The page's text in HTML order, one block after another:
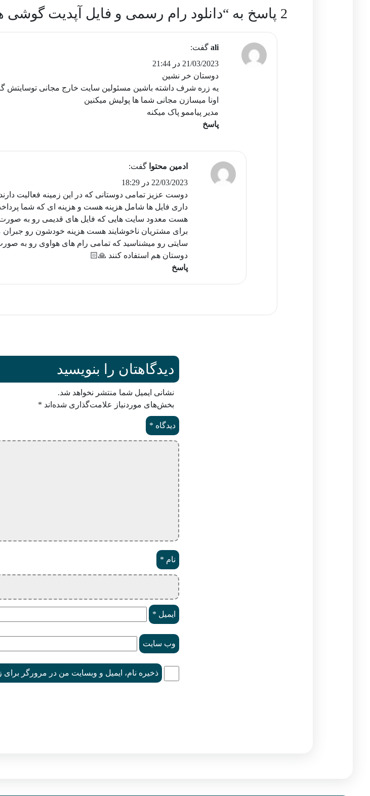
2 پاسخ به “دانلود رام رسمی و فایل آپدیت گوشی هواوی Honor 3C 4G H30-U10”
ali گفت:
21/03/2023 در 21:44
دوستان خر نشین
یه زره شرف داشته باشین مسئولین سایت خارج مجانی توسایتش
اونا میسازن مجانی شما ها پولیش میکنین
مدیر پیاممو پاک میکنه
پاسخ
ادمین محتوا گفت:
22/03/2023 در 18:29
دوست عزیز تمامی دوستانی که در این زمینه فعالیت
داری فایل ها شامل هزینه هست و هزینه ای که شما پرداخت
هست معدود سایت هایی که فایل های قدیمی رو به صورت
برای مشتریان ناخوشایند هست هزینه خودشون رو جبران
سایتی رو میشناسید که تمامی رام های هواوی رو به
دوستان هم استفاده کنند 🙏🏻
پاسخ
دیدگاهتان را بنویسید
نشانی ایمیل شما منتشر نخواهد شد.
بخش‌های موردنیاز علامت‌گذاری شده‌اند *
دیدگاه *
نام *
ایمیل *
وب‌ سایت
ذخیره نام، ایمیل و وبسایت من در مرورگر